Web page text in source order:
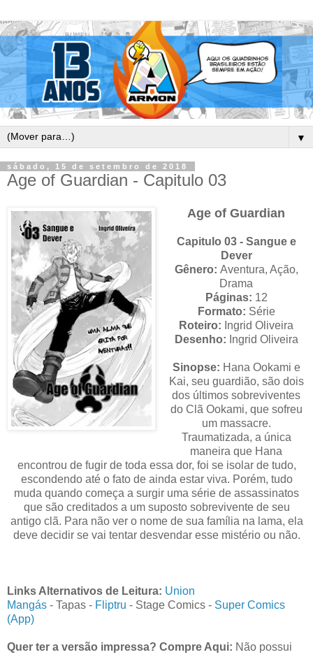
▼
sábado, 15 de setembro de 2018
Age of Guardian - Capitulo 03
Age of Guardian
Capitulo 03 - Sangue e
Dever
Gênero: Aventura, Ação,
Drama
Páginas: 12
Formato: Série
Roteiro: Ingrid Oliveira
Desenho: Ingrid Oliveira
Sinopse: Hana Ookami e
Kai, seu guardião, são dois
dos últimos sobreviventes
do Clã Ookami, que sofreu
um massacre.
Traumatizada, a única
maneira que Hana
encontrou de fugir de toda essa dor, foi se isolar de tudo,
escondendo até o fato de ainda estar viva. Porém, tudo
muda quando começa a surgir uma série de assassinatos
que são creditados a um suposto sobrevivente de seu
antigo clã. Para não ver o nome de sua família na lama, ela
deve decidir se vai tentar desvendar esse mistério ou não.
Links Alternativos de Leitura: Union
Mangás - Tapas - Fliptru - Stage Comics - Super Comics
(App)
Quer ter a versão impressa? Compre Aqui: Não possui